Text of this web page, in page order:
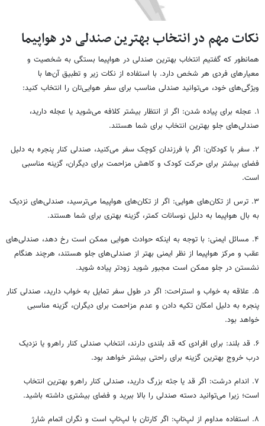
نکات مهم در انتخاب بهترین صندلی در هواپیما
همانطور که گفتیم انتخاب بهترین صندلی در هواپیما بستگی به شخصیت و
معیارهای فردی هر شخص دارد. با استفاده از نکات زیر و تطبیق آن‌ها با
ویژگی‌های خود، می‌توانید صندلی مناسب برای سفر هوایی‌تان را انتخاب کنید:
۱. عجله برای پیاده شدن: اگر از انتظار بیشتر کلافه می‌شوید یا عجله دارید،
صندلی‌های جلو بهترین انتخاب برای شما هستند.
۲. سفر با کودکان: اگر با فرزندان کوچک سفر می‌کنید، صندلی کنار پنجره به دلیل
فضای بیشتر برای حرکت کودک و کاهش مزاحمت برای دیگران، گزینه مناسبی
است.
۳. ترس از تکان‌های هوایی: اگر از تکان‌های هواپیما می‌ترسید، صندلی‌های نزدیک
به بال هواپیما به دلیل نوسانات کمتر، گزینه بهتری برای شما هستند.
۴. مسائل ایمنی: با توجه به اینکه حوادث هوایی ممکن است رخ دهد، صندلی‌های
عقب و مرکز هواپیما از نظر ایمنی بهتر از صندلی‌های جلو هستند، هرچند هنگام
نشستن در جلو ممکن است مجبور شوید زودتر پیاده شوید.
۵. علاقه به خواب و استراحت: اگر در طول سفر تمایل به خواب دارید، صندلی کنار
پنجره به دلیل امکان تکیه دادن و عدم مزاحمت برای دیگران، گزینه مناسبی
خواهد بود.
۶. قد بلند: برای افرادی که قد بلندی دارند، انتخاب صندلی کنار راهرو یا نزدیک
درب خروج بهترین گزینه برای راحتی بیشتر خواهد بود.
۷. اندام درشت: اگر قد یا جثه بزرگ دارید، صندلی کنار راهرو بهترین انتخاب
است؛ زیرا می‌توانید دسته صندلی را بالا ببرید و فضای بیشتری داشته باشید.
۸. استفاده مداوم از لپ‌تاپ: اگر کارتان با لپ‌تاپ است و نگران اتمام شارژ